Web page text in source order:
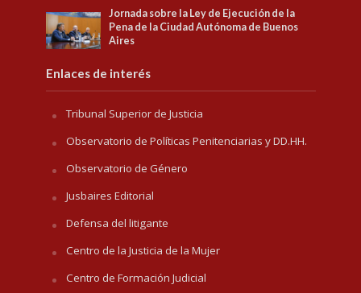
Jornada sobre la Ley de Ejecución de la
Pena de la Ciudad Autónoma de Buenos
Aires
Enlaces de interés
Tribunal Superior de Justicia
Observatorio de Políticas Penitenciarias y DD.HH.
Observatorio de Género
Jusbaires Editorial
Defensa del litigante
Centro de la Justicia de la Mujer
Centro de Formación Judicial